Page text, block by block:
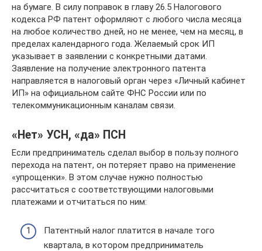
на бумаге. В силу поправок в главу 26.5 Налогового
кодекса РФ патент оформляют с любого числа месяца
на любое количество дней, но не менее, чем на месяц, в
пределах календарного года. Желаемый срок ИП
указывает в заявлении с конкретными датами.
Заявление на получение электронного патента
направляется в налоговый орган через «Личный кабинет
ИП» на официальном сайте ФНС России или по
телекоммуникационным каналам связи.
«Нет» УСН, «да» ПСН
Если предприниматель сделал выбор в пользу полного
перехода на патент, он потеряет право на применение
«упрощенки». В этом случае нужно полностью
рассчитаться с соответствующими налоговыми
платежами и отчитаться по ним:
Патентный налог платится в начале того
квартала, в котором предприниматель